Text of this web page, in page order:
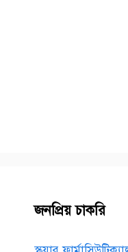
জনপ্রিয় চাকরি